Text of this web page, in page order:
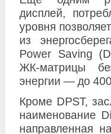
дисплей,
уровня
из
Power Saving
ЖК-матрицы
энергии — до
Кроме DPST,
наименование
направленная